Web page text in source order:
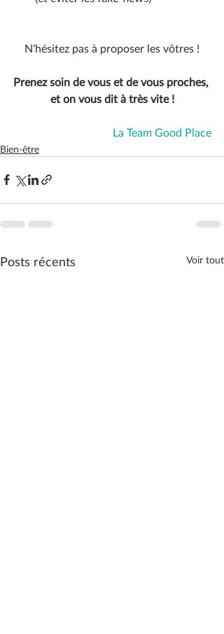
N'hésitez pas à proposer les vôtres !
Prenez soin de vous et de vous proches,
et on vous dit à très vite !
La Team Good Place
Bien-être
Posts récents Voir tout